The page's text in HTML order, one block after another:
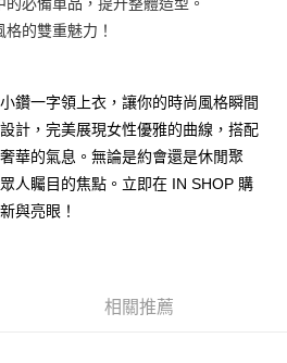
大哥大用戶可立即使用無須另外申請。
」，訂單成立後會自動跳轉到大哥付的交易
分期的期數、繳款截止日，確認付款後即完
用金額請依後續交易確認頁面所載為準。
確認交易或遇審核未通過，訂單將自動取
選擇「超商條碼／台灣大直營門市／銀行轉
等通路繳費。
之後才付款」的支付方式。 讓您購物簡單
綁卡、不需儲值。
證，即可結帳。
金額後，即可完成結帳。
以上)免運費
的雙重魅力！
鑽一字領上衣，讓你的時尚風格瞬間
計，完美展現女性優雅的曲線，搭配
華的氣息。無論是約會還是休閒聚
人矚目的焦點。立即在 IN SHOP 購
與亮眼！
相關推薦